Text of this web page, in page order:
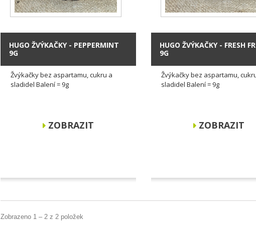
HUGO ŽVÝKAČKY - PEPPERMINT
9G
Žvýkačky bez aspartamu, cukru a
sladidel Balení = 9g
ZOBRAZIT
HUGO ŽVÝKAČKY - FRESH
9G
Žvýkačky bez aspartamu,
sladidel Balení = 9g
ZOBRAZIT
Zobrazeno 1 – 2 z 2 položek